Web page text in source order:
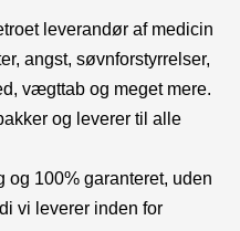
leverandør af medicin
angst, søvnforstyrrelser,
vægttab og meget mere.
og leverer til alle
og 100% garanteret, uden
vi leverer inden for